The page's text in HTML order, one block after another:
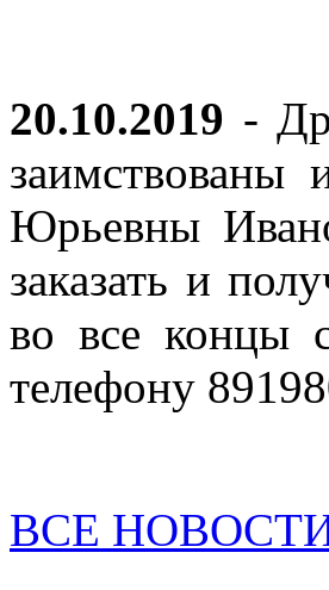
20.10.2019 -
заимствованы
Юрьевны
заказать и
во все концы
телефону
ВСЕ НОВОСТИ